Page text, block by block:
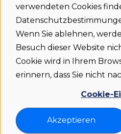
verwendeten Cookies
Wenn Sie ablehnen,
Besuch dieser Website
Cookie wird in Ihrem
erinnern, dass Sie nicht
Cookie-
Akzeptieren
helfen?
Es gibt keine
Flexwhere support DE